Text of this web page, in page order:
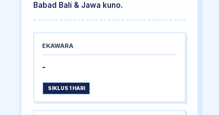
Babad Bali & Jawa kuno.
EKAWARA
-
SIKLUS 1 HARI